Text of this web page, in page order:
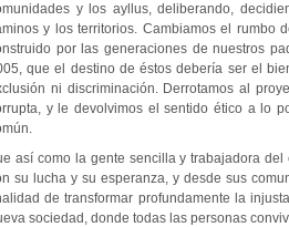
y los ayllus, deliberando,
y los territorios. Cambiamos el rumbo
por las generaciones de nuestros
que el destino de éstos debería ser el
ni discriminación. Derrotamos al
y le devolvimos el sentido ético a lo
así como la gente sencilla y trabajadora
su lucha y su esperanza, y desde sus
de transformar profundamente la
sociedad, donde todas las personas